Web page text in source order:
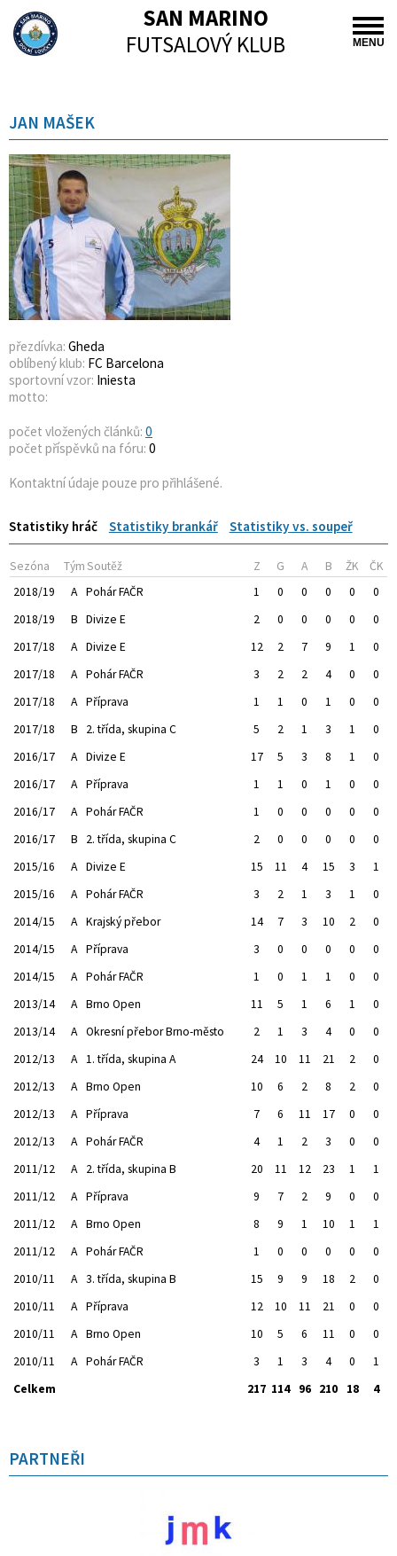
MENU
SAN MARINO
FUTSALOVÝ KLUB
JAN MAŠEK
přezdívka: Gheda
oblíbený klub: FC Barcelona
sportovní vzor: Iniesta
motto:
počet vložených článků: 0
počet příspěvků na fóru: 0
Kontaktní údaje pouze pro přihlášené.
Statistiky hráč Statistiky brankář Statistiky vs. soupeř
Sezóna TýmSoutěž Z G A B ŽK
ČK
2018/19
A Pohár FAČR 1 0 0 0 0
0
2018/19
B Divize E 2 0 0 0 0
0
2017/18
A Divize E 12 2 7 9 1
0
2017/18
A Pohár FAČR 3 2 2 4 0
0
2017/18
A Příprava 1 1 0 1 0
0
2017/18
B 2. třída, skupina C 5 2 1 3 1
0
2016/17
A Divize E 17 5 3 8 1
0
2016/17
A Příprava 1 1 0 1 0
0
2016/17
A Pohár FAČR 1 0 0 0 0
0
2016/17
B 2. třída, skupina C 2 0 0 0 0
0
2015/16
A Divize E 15 11 4 15 3
1
2015/16
A Pohár FAČR 3 2 1 3 1
0
2014/15
A Krajský přebor 14 7 3 10 2
0
2014/15
A Příprava 3 0 0 0 0
0
2014/15
A Pohár FAČR 1 0 1 1 0
0
2013/14
A Brno Open 11 5 1 6 1
0
2013/14
A Okresní přebor Brno-město 2 1 3 4 0
0
2012/13
A 1. třída, skupina A 24 10 11 21 2
0
2012/13
A Brno Open 10 6 2 8 2
0
2012/13
A Příprava 7 6 11 17 0
0
2012/13
A Pohár FAČR 4 1 2 3 0
0
2011/12
A 2. třída, skupina B 20 11 12 23 1
1
2011/12
A Příprava 9 7 2 9 0
0
2011/12
A Brno Open 8 9 1 10 1
1
2011/12
A Pohár FAČR 1 0 0 0 0
0
2010/11
A 3. třída, skupina B 15 9 9 18 2
0
2010/11
A Příprava 12 10 11 21 0
0
2010/11
A Brno Open 10 5 6 11 0
0
2010/11
A Pohár FAČR 3 1 3 4 0
1
Celkem
217 114 96 210 18 4
PARTNEŘI